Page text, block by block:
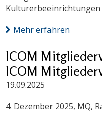
Mehr erfahren
ICOM
ICOM
19.09.2025
4. Dezember 2025, MQ,